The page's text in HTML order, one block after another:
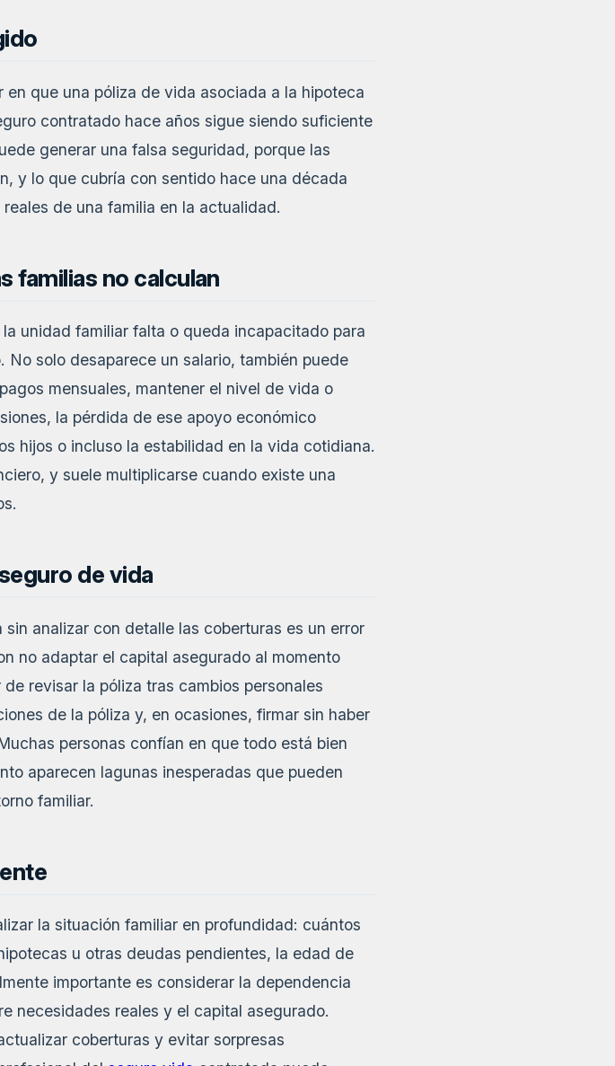
que una póliza de vida asociada a la hipoteca
contratado hace años sigue siendo suficiente
generar una falsa seguridad, porque las
y lo que cubría con sentido hace una década
de una familia en la actualidad.
familias no calculan
unidad familiar falta o queda incapacitado para
solo desaparece un salario, también puede
mensuales, mantener el nivel de vida o
la pérdida de ese apoyo económico
hijos o incluso la estabilidad en la vida cotidiana.
y suele multiplicarse cuando existe una
de vida
analizar con detalle las coberturas es un error
no adaptar el capital asegurado al momento
revisar la póliza tras cambios personales
de la póliza y, en ocasiones, firmar sin haber
personas confían en que todo está bien
aparecen lagunas inesperadas que pueden
familiar.
la situación familiar en profundidad: cuántos
u otras deudas pendientes, la edad de
importante es considerar la dependencia
necesidades reales y el capital asegurado.
coberturas y evitar sorpresas